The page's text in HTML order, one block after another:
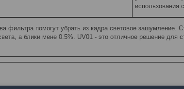
использования
фильтра помогут убрать из кадра световое зашумление.
а блики мене 0.5%. UV01 - это отличное решение для